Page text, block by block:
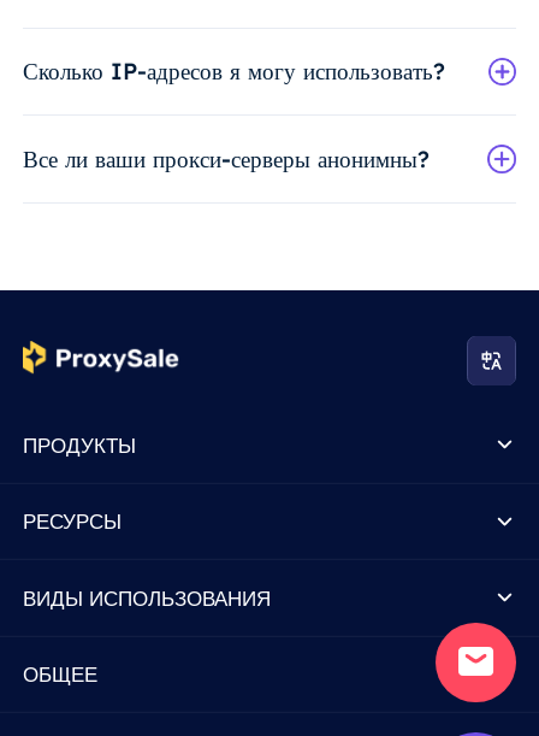
Сколько IP-адресов я могу использовать?
Все ли ваши прокси-серверы анонимны?
ПРОДУКТЫ
РЕСУРСЫ
ВИДЫ ИСПОЛЬЗОВАНИЯ
ОБЩЕЕ